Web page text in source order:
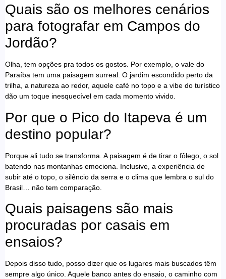
Quais são os melhores cenários
para fotografar em Campos do
Jordão?
Olha, tem opções pra todos os gostos. Por exemplo, o vale do
Paraíba tem uma paisagem surreal. O jardim escondido perto da
trilha, a natureza ao redor, aquele café no topo e a vibe do turístico
dão um toque inesquecível em cada momento vivido.
Por que o Pico do Itapeva é um
destino popular?
Porque ali tudo se transforma. A paisagem é de tirar o fôlego, o sol
batendo nas montanhas emociona. Inclusive, a experiência de
subir até o topo, o silêncio da serra e o clima que lembra o sul do
Brasil… não tem comparação.
Quais paisagens são mais
procuradas por casais em
ensaios?
Depois disso tudo, posso dizer que os lugares mais buscados têm
sempre algo único. Aquele banco antes do ensaio, o caminho com